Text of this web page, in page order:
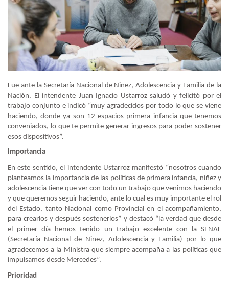
Fue ante la Secretaría Nacional de Niñez, Adolescencia y Familia de la
Nación. El intendente Juan Ignacio Ustarroz saludó y felicitó por el
trabajo conjunto e indicó “muy agradecidos por todo lo que se viene
haciendo, donde ya son 12 espacios primera infancia que tenemos
conveniados, lo que te permite generar ingresos para poder sostener
esos dispositivos”.
Importancia
En este sentido, el intendente Ustarroz manifestó “nosotros cuando
planteamos la importancia de las políticas de primera infancia, niñez y
adolescencia tiene que ver con todo un trabajo que venimos haciendo
y que queremos seguir haciendo, ante lo cual es muy importante el rol
del Estado, tanto Nacional como Provincial en el acompañamiento,
para crearlos y después sostenerlos” y destacó “la verdad que desde
el primer día hemos tenido un trabajo excelente con la SENAF
(Secretaría Nacional de Niñez, Adolescencia y Familia) por lo que
agradecemos a la Ministra que siempre acompaña a las políticas que
impulsamos desde Mercedes”.
Prioridad